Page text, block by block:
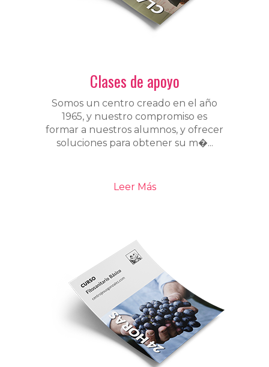
Clases de apoyo
Somos un centro creado en el año
1965, y nuestro compromiso es
formar a nuestros alumnos, y ofrecer
soluciones para obtener su m�...
Leer Más